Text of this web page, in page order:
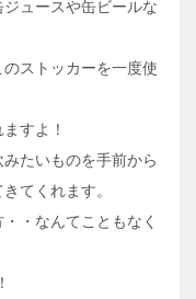
ュースや缶ビールな
ストッカーを一度使
すよ！
たいものを手前から
てくれます。
・なんてこともなく